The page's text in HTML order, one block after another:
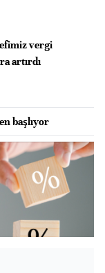
vergi
artırdı
başlıyor